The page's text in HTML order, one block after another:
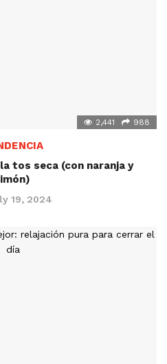
2,441 988
tos seca (con naranja y
19, 2024